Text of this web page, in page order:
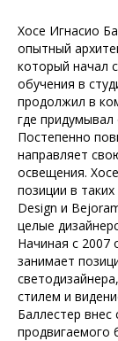
Хосе Игнасио
опытный
который начал
обучения в
продолжил в
где
Постепенно
направляет
освещения.
позиции в
Design и
целые
Начиная с 2007
занимает
стилем и
Баллестер
продвигаемого